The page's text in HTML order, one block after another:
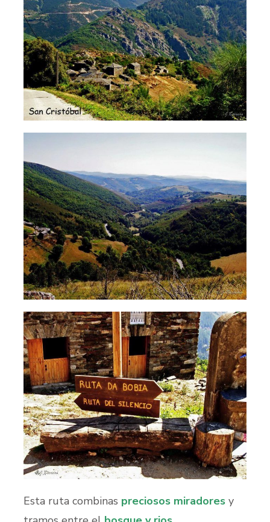
Esta ruta combinas preciosos miradores y